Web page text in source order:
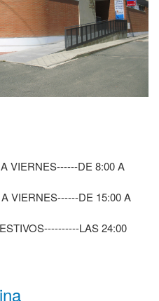
VIERNES------DE 8:00 A
VIERNES------DE 15:00 A
LAS 24:00